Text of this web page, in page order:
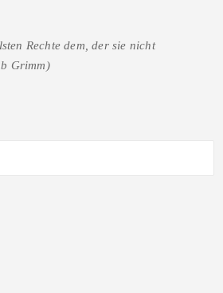
Rechte dem, der sie nicht
Grimm)